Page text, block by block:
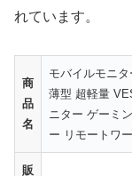
れています。
商
品
名
モバイルモニ
薄型 超軽量
ニター ゲーミ
ー リモートワ
販